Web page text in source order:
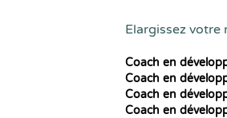
Elargissez votre
Coach en
Coach en
Coach en
Coach en